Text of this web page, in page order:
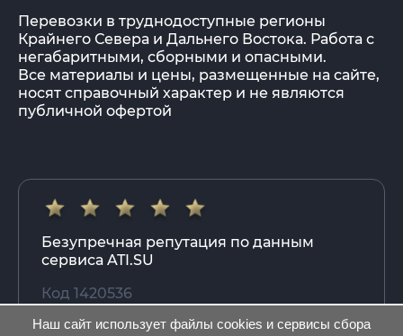
Перевозки в труднодоступные регионы
Крайнего Севера и Дальнего Востока. Работа с
негабаритными, сборными и опасными.
Все материалы и цены, размещенные на сайте,
носят справочный характер и не являются
публичной офертой
Безупречная репутация по данным
сервиса ATI.SU
Код 1420536
Наш сайт использует файлы cookies и сервисы сбора